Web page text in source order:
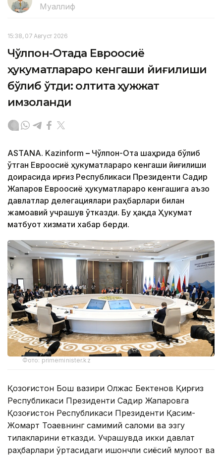
Муаллиф
15:38, 07 Август 2026
Чўлпон-Отада Евроосиё
ҳукуматлараро кенгаши йиғилиши
бўлиб ўтди: олтита ҳужжат
имзоланди
ASTANA. Kazinform – Чўлпон-Ота шаҳрида бўлиб
ўтган Евроосиё ҳукуматлараро кенгаши йиғилиши
доирасида Қирғиз Республикаси Президенти Садир
Жапаров Евроосиё ҳукуматлараро кенгашига аъзо
давлатлар делегациялари раҳбарлари билан
жамоавий учрашув ўтказди. Бу ҳақда Ҳукумат
матбуот хизмати хабар берди.
Фото: primeminister.kz
Қозоғистон Бош вазири Олжас Бектенов Қирғиз
Республикаси Президенти Садир Жапаровга
Қозоғистон Республикаси Президенти Қасим-
Жомарт Тоқаевнинг самимий саломи ва эзгу
тилакларини етказди. Учрашувда икки давлат
раҳбарлари ўртасидаги ишончли сиёсий мулоқот ва